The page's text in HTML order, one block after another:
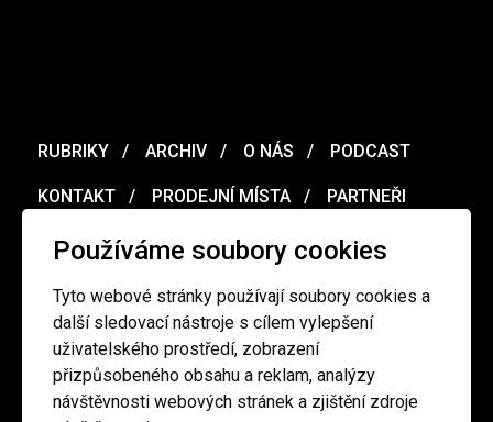
Používáme soubory cookies
Tyto webové stránky používají soubory cookies a
další sledovací nástroje s cílem vylepšení
uživatelského prostředí, zobrazení
přizpůsobeného obsahu a reklam, analýzy
návštěvnosti webových stránek a zjištění zdroje
RUBRIKY ARCHIV O NÁS PODCAST
KONTAKT PRODEJNÍ MÍSTA PARTNEŘI
MERCH VOUCHER
Ochrana osobních údajů / Obchodní podmínky
redakce@cinepur.cz